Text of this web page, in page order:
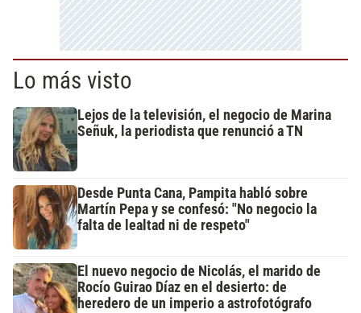
Lo más visto
Lejos de la televisión, el negocio de Marina
Señuk, la periodista que renunció a TN
Desde Punta Cana, Pampita habló sobre
Martín Pepa y se confesó: "No negocio la
falta de lealtad ni de respeto"
El nuevo negocio de Nicolás, el marido de
Rocío Guirao Díaz en el desierto: de
heredero de un imperio a astrofotógrafo